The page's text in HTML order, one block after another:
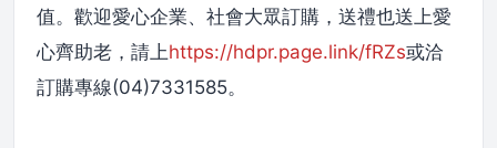
值。歡迎愛心企業、社會大眾訂購，送禮也送上愛
心齊助老，請上https://hdpr.page.link/fRZs或洽
訂購專線(04)7331585。